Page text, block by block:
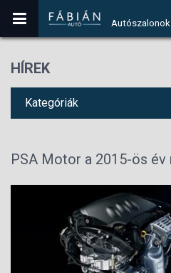
HÍREK
Kategóriák
PSA Motor a 2015-ös